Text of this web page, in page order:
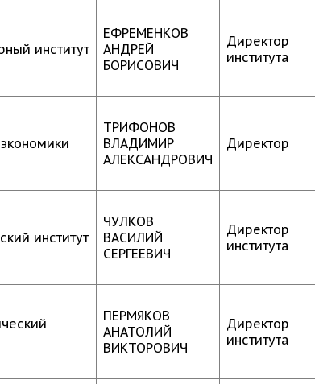
институт
ЕФРЕМЕНКОВ
АНДРЕЙ
БОРИСОВИЧ
Директор
института
ТРИФОНОВ
ВЛАДИМИР
АЛЕКСАНДРОВИЧ
Директор
институт
ЧУЛКОВ
ВАСИЛИЙ
СЕРГЕЕВИЧ
Директор
института
ПЕРМЯКОВ
АНАТОЛИЙ
ВИКТОРОВИЧ
Директор
института